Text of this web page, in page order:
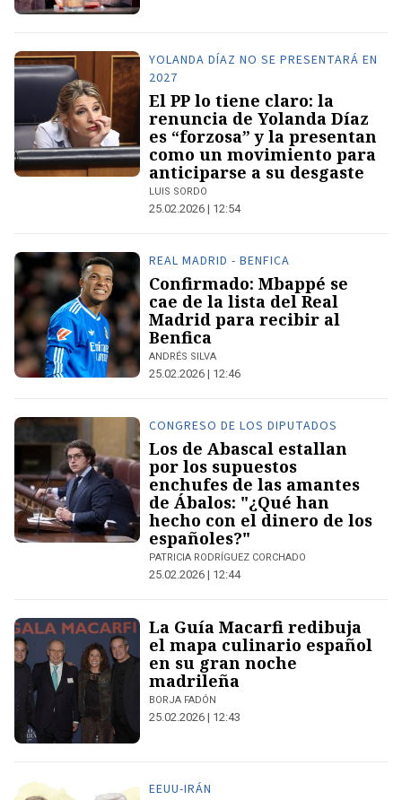
YOLANDA DÍAZ NO SE PRESENTARÁ EN
2027
El PP lo tiene claro: la
renuncia de Yolanda Díaz
es “forzosa” y la presentan
como un movimiento para
anticiparse a su desgaste
LUIS SORDO
25.02.2026 | 12:54
REAL MADRID - BENFICA
Confirmado: Mbappé se
cae de la lista del Real
Madrid para recibir al
Benfica
ANDRÉS SILVA
25.02.2026 | 12:46
CONGRESO DE LOS DIPUTADOS
Los de Abascal estallan
por los supuestos
enchufes de las amantes
de Ábalos: "¿Qué han
hecho con el dinero de los
españoles?"
PATRICIA RODRÍGUEZ CORCHADO
25.02.2026 | 12:44
La Guía Macarfi redibuja
el mapa culinario español
en su gran noche
madrileña
BORJA FADÓN
25.02.2026 | 12:43
EEUU-IRÁN